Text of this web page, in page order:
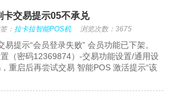
卡交易提示05不承兑
： 拉卡拉智能POS机 浏览次数：3675
提示“会员登录失败” 会员功能已下架。
（密码12369874）-交易功能设置/通用设
重启后再尝试交易 智能POS 激活提示“该